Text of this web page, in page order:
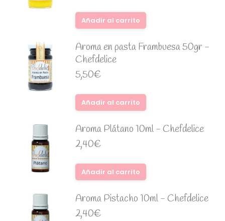
Añadir al carrito
Aroma en pasta Frambuesa 50gr -
Chefdelice
5,50€
Añadir al carrito
Aroma Plátano 10ml - Chefdelice
2,40€
Añadir al carrito
Aroma Pistacho 10ml - Chefdelice
2,40€